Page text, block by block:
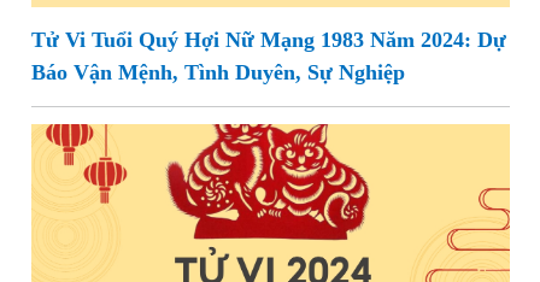
Tử Vi Tuổi Quý Hợi Nữ Mạng 1983 Năm 2024: Dự
Báo Vận Mệnh, Tình Duyên, Sự Nghiệp